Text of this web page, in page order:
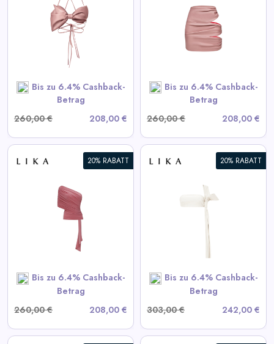
Bis zu 6.4% Cashback-
Betrag
260,00 €
208,00 €
Bis zu 6.4% Cashback-
Betrag
260,00 €
208,00 €
Drapierte Pink-Minirock
View All LIKA Deals
20% RABATT
Bis zu 6.4% Cashback-
Betrag
260,00 €
208,00 €
20% RABATT
Bis zu 6.4% Cashback-
Betrag
303,00 €
242,00 €
Weißes Lederoberteil
View All LIKA Deals